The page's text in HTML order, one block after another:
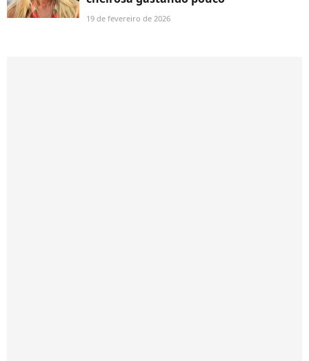
19 de fevereiro de 2026